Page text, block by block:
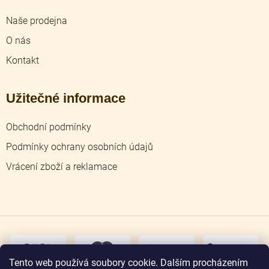
Tento web používá soubory cookie. Dalším procházením
Naše prodejna
O nás
Kontakt
Užitečné informace
Obchodní podmínky
Podmínky ochrany osobních údajů
Vrácení zboží a reklamace